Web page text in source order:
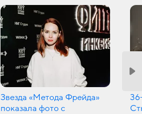
Звезда «Метода Фрейда»
показала фото с